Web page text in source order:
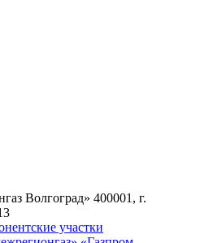
Волгоград» 400001, г.
участки